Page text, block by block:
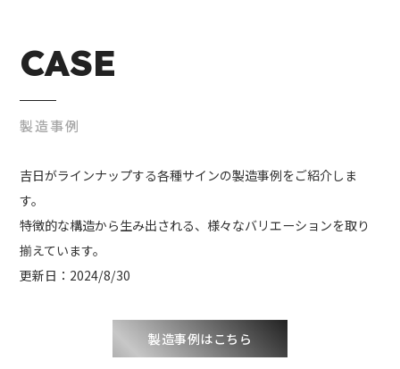
CASE
製造事例
吉日がラインナップする各種サインの製造事例をご紹介しま
す。
特徴的な構造から生み出される、様々なバリエーションを取り
揃えています。
更新日：2024/8/30
製造事例はこちら